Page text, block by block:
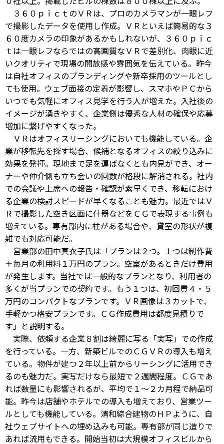
３６０ｐｉｃｔのＶＲは、プロのカメラマンが一眼レフ
で撮影したデータを使用し作成。ＶＲといえば簡易的な３
６０度カメラの印象があるかもしれないが、３６０ｐｉｃ
ｔは一眼レフならではの高画質なＶＲで差別化、肉眼に近
いクオリティで現場の開放感や雰囲気を伝えている。昨今
は自社オフィスのブランディングや新卒採用のツールとし
ても使用。ウェブ面接の定着が影響し、スマホやＰＣから
いつでも気軽にオフィス見学を行う人が増えた。入社後の
イメージが湧きやすく、企業側は優秀な人材の確保や応募
増加に繋げやすくなった。
ＶＲはオフィスリーシングにおいても機能している。企
業が移転先を探す場合、候補となるオフィスの絞り込みに
効果を発揮。現地まで足を運ばなくとも内見ができ、オー
ナーや仲介側も立ち会いの回数が格段に解消される。社内
での会議や上席への報告・確認が素早くでき、移転におけ
る企業の検討スピードが早くなることも魅力。最近ではＶ
Ｒで撮影した空き区画に什器などをＣＧで表現する事例も
増えている。専有部内に柱がある場合や、貸室の形状が複
雑でも対応可能だ。
営業部の田中真衣子氏は「プランは２つ。１つは制作費
＋毎月の利用料１万円のプラン。空室があるときだけ費用
が発生します。当社では一般的なプランとなり、利用者の
多くが当プランでの契約です。もう１つは、初回費４・５
万円のコンパクトなプランです。ＶＲ画像は３カットで、
手軽かつ格安プランです。ＣＧ作成費用は都度見積りで
す」と説明する。
実際、依頼する企業８割は綺麗に写る「実写」での作成
を行っている。一方、新築ビルでのＣＧＶＲの導入も増え
ている。物件が建つ２年以上前からリーシングに活用でき
るのも魅力だ。実写だけなら最短で２週間程度。ＣＧであ
れば数量にも影響されるが、平均で１～２カ月程で納品可
能。昨今は店舗やホテルでの導入も増えており、営業ツー
ルとしても機能している。清和綜合建物のＨＰように、自
社ウェブサイトへの埋め込みも可能。専有部が同じ造りで
あれば流用もできる。開始当初は大規模オフィスビルから